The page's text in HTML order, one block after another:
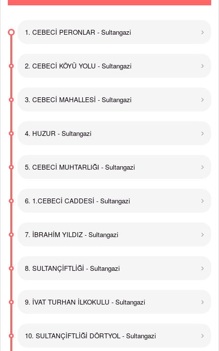
1. CEBECİ PERONLAR - Sultangazi
2. CEBECİ KÖYÜ YOLU - Sultangazi
3. CEBECİ MAHALLESİ - Sultangazi
4. HUZUR - Sultangazi
5. CEBECİ MUHTARLIĞI - Sultangazi
6. 1.CEBECİ CADDESİ - Sultangazi
7. İBRAHİM YILDIZ - Sultangazi
8. SULTANÇİFTLİĞİ - Sultangazi
9. İVAT TURHAN İLKOKULU - Sultangazi
10. SULTANÇİFTLİĞİ DÖRTYOL - Sultangazi